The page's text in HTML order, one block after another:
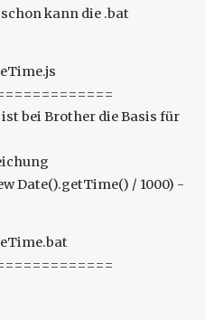
kann die .bat
ist bei Brother die Basis für
Date().getTime() / 1000) -